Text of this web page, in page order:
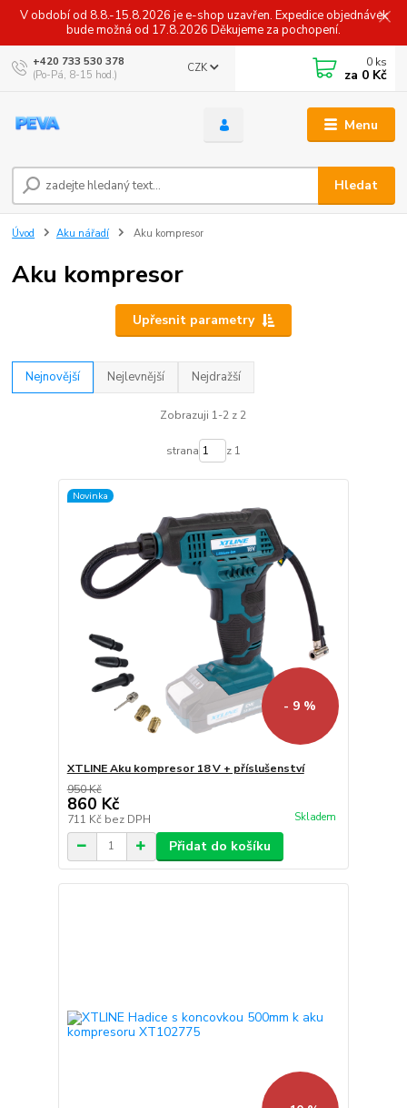
V období od 8.8.-15.8.2026 je e-shop uzavřen. Expedice objednávek
bude možná od 17.8.2026 Děkujeme za pochopení.
Menu
CZK
Hledat
+420 733 530 378
(Po-Pá, 8-15 hod.)
0 ks
za 0 Kč
Úvod Aku nářadí Aku kompresor
Aku kompresor
Upřesnit parametry
Nejnovější Nejlevnější Nejdražší
Zobrazuji 1-2 z 2
strana z 1
Novinka
- 9 %
XTLINE Aku kompresor 18 V + příslušenství
950 Kč
860 Kč
711 Kč bez DPH Skladem
Přidat do košíku